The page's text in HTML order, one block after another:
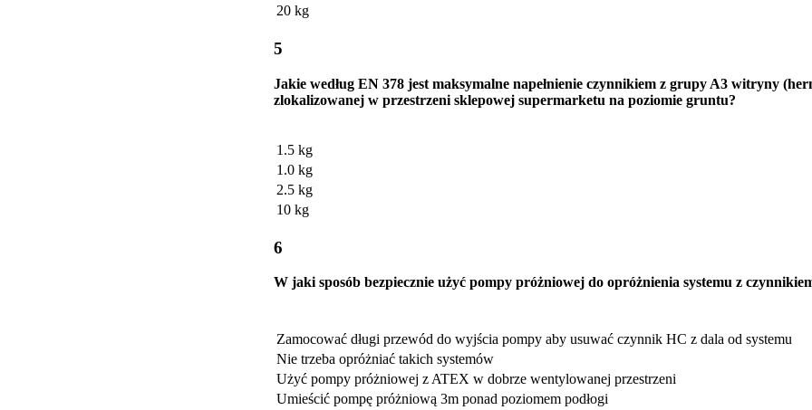
20 kg
5
Jakie według EN 378 jest maksymalne napełnienie czynnikiem z grupy A3 witryny
zlokalizowanej w przestrzeni sklepowej supermarketu na poziomie gruntu?
1.5 kg
1.0 kg
2.5 kg
10 kg
6
W jaki sposób bezpiecznie użyć pompy próżniowej do opróżnienia systemu z
Zamocować długi przewód do wyjścia pompy aby usuwać czynnik HC z dala od systemu
Nie trzeba opróżniać takich systemów
Użyć pompy próżniowej z ATEX w dobrze wentylowanej przestrzeni
Umieścić pompę próżniową 3m ponad poziomem podłogi